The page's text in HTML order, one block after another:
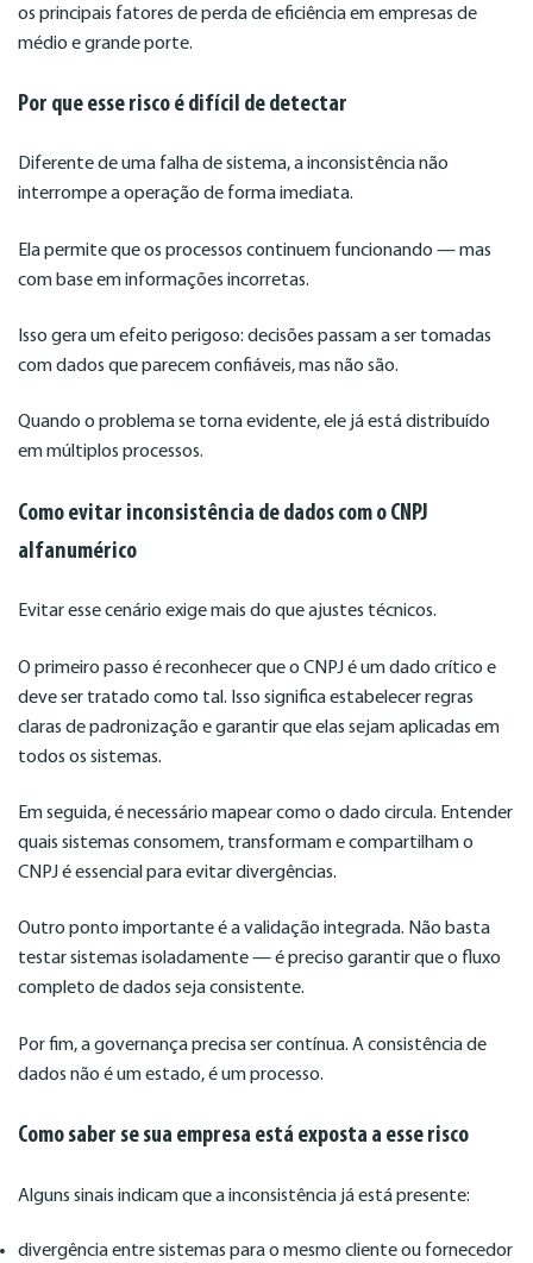
os principais fatores de perda de eficiência em empresas de
médio e grande porte.
Por que esse risco é difícil de detectar
Diferente de uma falha de sistema, a inconsistência não
interrompe a operação de forma imediata.
Ela permite que os processos continuem funcionando — mas
com base em informações incorretas.
Isso gera um efeito perigoso: decisões passam a ser tomadas
com dados que parecem confiáveis, mas não são.
Quando o problema se torna evidente, ele já está distribuído
em múltiplos processos.
Como evitar inconsistência de dados com o CNPJ
alfanumérico
Evitar esse cenário exige mais do que ajustes técnicos.
O primeiro passo é reconhecer que o CNPJ é um dado crítico e
deve ser tratado como tal. Isso significa estabelecer regras
claras de padronização e garantir que elas sejam aplicadas em
todos os sistemas.
Em seguida, é necessário mapear como o dado circula. Entender
quais sistemas consomem, transformam e compartilham o
CNPJ é essencial para evitar divergências.
Outro ponto importante é a validação integrada. Não basta
testar sistemas isoladamente — é preciso garantir que o fluxo
completo de dados seja consistente.
Por fim, a governança precisa ser contínua. A consistência de
dados não é um estado, é um processo.
Como saber se sua empresa está exposta a esse risco
Alguns sinais indicam que a inconsistência já está presente:
divergência entre sistemas para o mesmo cliente ou fornecedor